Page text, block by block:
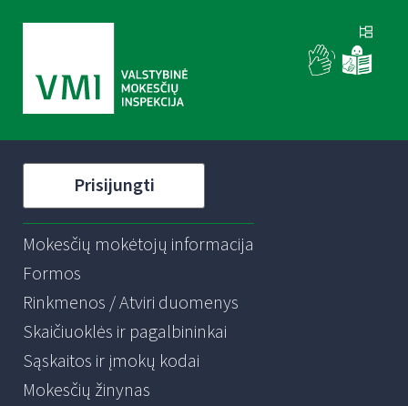
Prisijungti
Mokesčių mokėtojų informacija
Formos
Rinkmenos / Atviri duomenys
Skaičiuoklės ir pagalbininkai
Sąskaitos ir įmokų kodai
Mokesčių žinynas